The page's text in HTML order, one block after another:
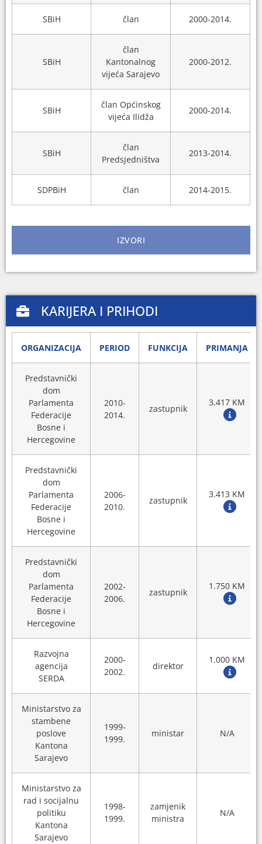
SBiH član 2000-2014.
SBiH
član
Kantonalnog
vijeća Sarajevo
2000-2012.
SBiH
član Općinskog
vijeća Ilidža
2000-2014.
SBiH
član
Predsjedništva
2013-2014.
SDPBiH član 2014-2015.
IZVORI
KARIJERA I PRIHODI
ORGANIZACIJA PERIOD FUNKCIJA PRIMANJA
Predstavnički
dom
Parlamenta
Federacije
Bosne i
Hercegovine
2010-
2014.
zastupnik
3.417 KM
Predstavnički
dom
Parlamenta
Federacije
Bosne i
Hercegovine
2006-
2010.
zastupnik
3.413 KM
Predstavnički
dom
Parlamenta
Federacije
Bosne i
Hercegovine
2002-
2006.
zastupnik
1.750 KM
Razvojna
agencija
SERDA
2000-
2002.
direktor
1.000 KM
Ministarstvo za
stambene
poslove
Kantona
Sarajevo
1999-
1999.
ministar N/A
Ministarstvo za
rad i socijalnu
politiku
Kantona
Sarajevo
1998-
1999.
zamjenik
ministra
N/A